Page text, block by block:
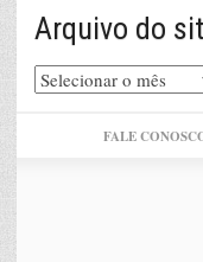
Arquivo do
Arquivo
do
FALE